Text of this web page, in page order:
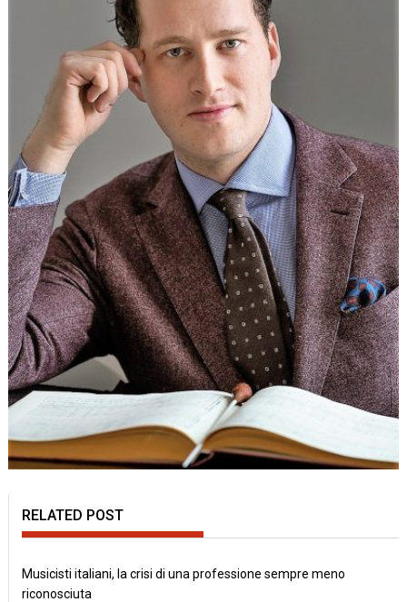
RELATED POST
Musicisti italiani, la crisi di una professione sempre meno
riconosciuta